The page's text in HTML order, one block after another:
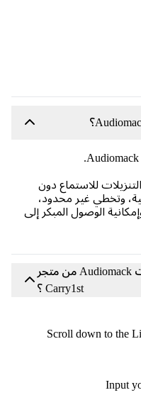
للاستماع دون
غير محدود،
المبكر إلى
كيف يمكنني شراء منتجات Audiomack من متجر
Carry1st ؟
Scroll down